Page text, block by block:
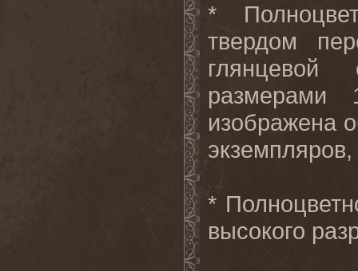
*
твердом
изображена
*
высокого